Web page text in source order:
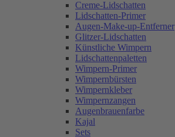
Creme-Lidschatten
Lidschatten-Primer
Augen-Make-up-Entferner
Glitzer-Lidschatten
Künstliche Wimpern
Lidschattenpaletten
Wimpern-Primer
Wimpernbürsten
Wimpernkleber
Wimpernzangen
Augenbrauenfarbe
Kajal
Sets